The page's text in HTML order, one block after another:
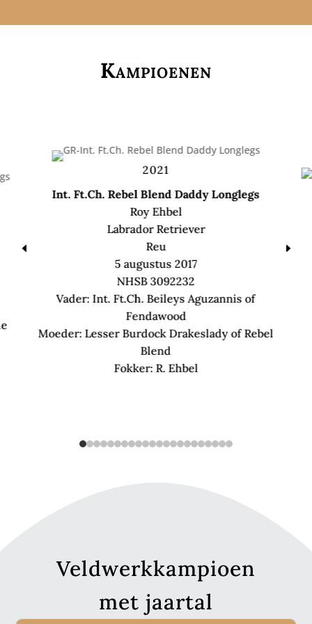
Kampioenen
2021
Int. Ft.Ch. Rebel Blend Daddy Longlegs
Roy Ehbel
Labrador Retriever
Reu
5 augustus 2017
NHSB 3092232
Vader: Int. Ft.Ch. Beileys Aguzannis of
Fendawood
Moeder: Lesser Burdock Drakeslady of Rebel
Blend
Fokker: R. Ehbel
D E
Veldwerkkampioen
met jaartal